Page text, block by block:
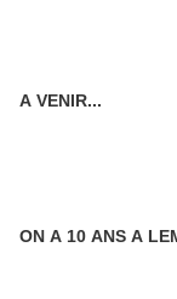
A VENIR...
ON A 10 ANS A